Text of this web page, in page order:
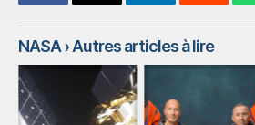
NASA› Autres articles à lire